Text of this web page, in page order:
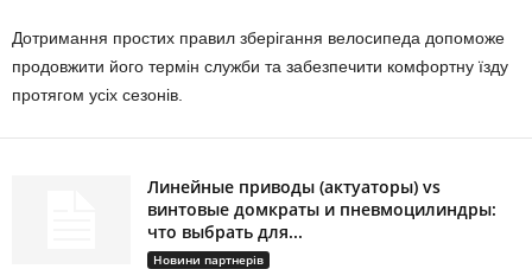
Дотримання простих правил зберігання велосипеда допоможе
продовжити його термін служби та забезпечити комфортну їзду
протягом усіх сезонів.
Линейные приводы (актуаторы) vs
винтовые домкраты и пневмоцилиндры:
что выбрать для...
Новини партнерів